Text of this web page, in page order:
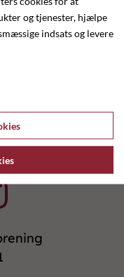
og tjenester, hjælpe
indsats og levere